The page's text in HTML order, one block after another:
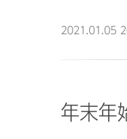
2021.01.05
年末年